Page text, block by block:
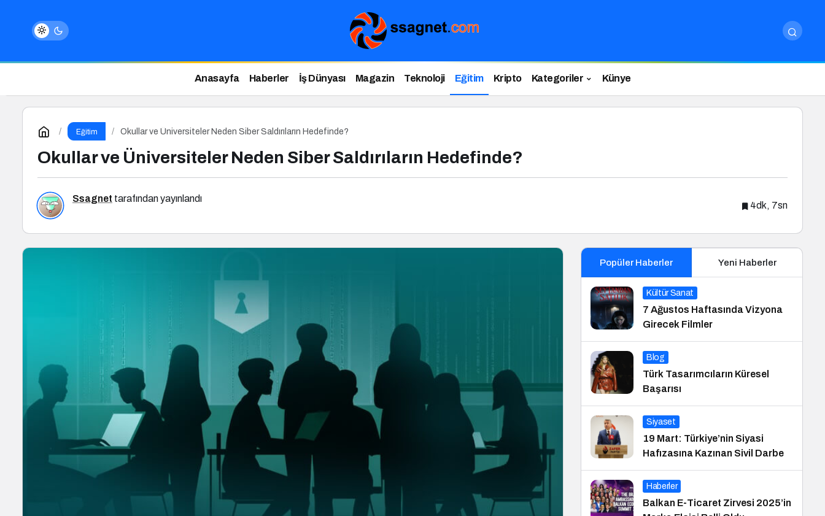
Anasayfa Haberler İş Dünyası Magazin Teknoloji Eğitim Kripto Kategoriler Künye
Eğitim Okullar ve Üniversiteler Neden Siber Saldırıların Hedefinde?
Okullar ve Üniversiteler Neden Siber Saldırıların Hedefinde?
Ssagnet tarafından yayınlandı
4dk, 7sn
Popüler Haberler Yeni Haberler
Kültür Sanat
7 Ağustos Haftasında Vizyona
Girecek Filmler
Blog
Türk Tasarımcıların Küresel
Başarısı
Siyaset
19 Mart: Türkiye’nin Siyasi
Hafızasına Kazınan Sivil Darbe
Haberler
Balkan E-Ticaret Zirvesi 2025’in